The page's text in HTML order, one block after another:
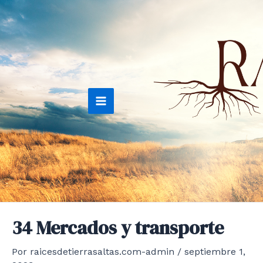
Ir
al
contenido
Main
Menu
34 Mercados y transporte
Por raicesdetierrasaltas.com-admin / septiembre 1,